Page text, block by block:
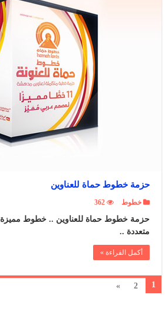
حزمة خطوط حماة للعناوين
خطوط 362
متعددة ..
أكمل القراءة »
1
2
»